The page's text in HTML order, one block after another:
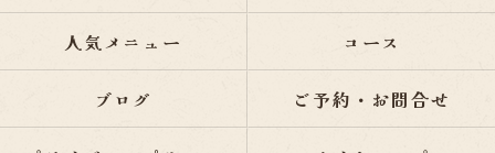
人気メニュー コース
ブログ ご予約・お問合せ